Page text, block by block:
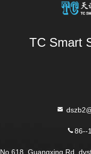
TC Smart
86--
No.618, Guangxing Rd,